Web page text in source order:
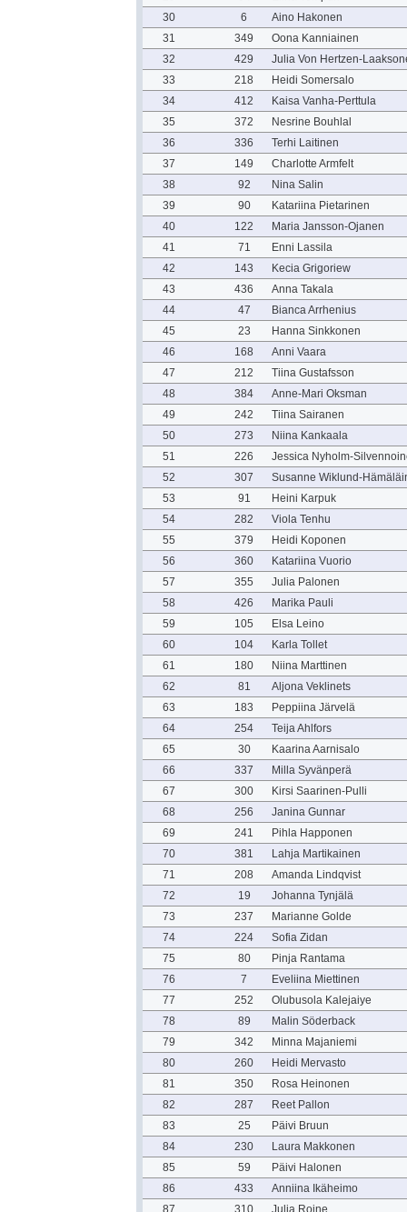
30
6
Aino Hakonen
31
349
Oona Kanniainen
32
429
Julia Von Hertzen-
33
218
Heidi Somersalo
34
412
Kaisa Vanha-Perttula
35
372
Nesrine Bouhlal
36
336
Terhi Laitinen
37
149
Charlotte Armfelt
38
92
Nina Salin
39
90
Katariina Pietarinen
40
122
Maria Jansson-Ojanen
41
71
Enni Lassila
42
143
Kecia Grigoriew
43
436
Anna Takala
44
47
Bianca Arrhenius
45
23
Hanna Sinkkonen
46
168
Anni Vaara
47
212
Tiina Gustafsson
48
384
Anne-Mari Oksman
49
242
Tiina Sairanen
50
273
Niina Kankaala
51
226
Jessica Nyholm-
52
307
Susanne Wiklund-
53
91
Heini Karpuk
54
282
Viola Tenhu
55
379
Heidi Koponen
56
360
Katariina Vuorio
57
355
Julia Palonen
58
426
Marika Pauli
59
105
Elsa Leino
60
104
Karla Tollet
61
180
Niina Marttinen
62
81
Aljona Veklinets
63
183
Peppiina Järvelä
64
254
Teija Ahlfors
65
30
Kaarina Aarnisalo
66
337
Milla Syvänperä
67
300
Kirsi Saarinen-Pulli
68
256
Janina Gunnar
69
241
Pihla Happonen
70
381
Lahja Martikainen
71
208
Amanda Lindqvist
72
19
Johanna Tynjälä
73
237
Marianne Golde
74
224
Sofia Zidan
75
80
Pinja Rantama
76
7
Eveliina Miettinen
77
252
Olubusola Kalejaiye
78
89
Malin Söderback
79
342
Minna Majaniemi
80
260
Heidi Mervasto
81
350
Rosa Heinonen
82
287
Reet Pallon
83
25
Päivi Bruun
84
230
Laura Makkonen
85
59
Päivi Halonen
86
433
Anniina Ikäheimo
87
310 Julia Roine